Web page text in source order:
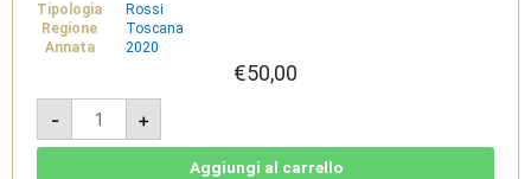
Tipologia
Rossi
Regione
Toscana
Annata
2020
€50,00
-
Brunello
Montalcino
DOCG
+
Aggiungi al carrello